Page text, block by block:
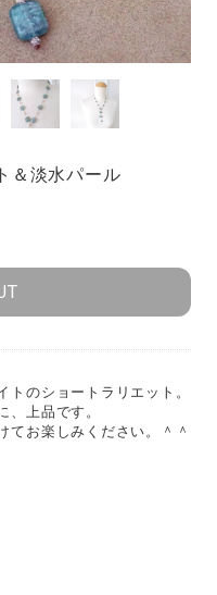
＆淡水パール
トのショートラリエット。
、上品です。
てお楽しみください。＾＾